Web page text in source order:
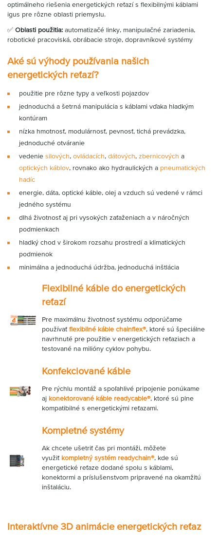
optimálneho riešenia energetických reťazí s flexibilnými káblami
igus pre rôzne oblasti priemyslu.
✅ Oblasti použitia: automatizačé linky, manipulačné zariadenia,
robotické pracoviská, obrábacie stroje, dopravníkové systémy
Aké sú výhody používania našich
energetických reťazí?
použitie pre rôzne typy a veľkosti pojazdov
jednoduchá a šetrná manipulácia s káblami vďaka hladkým
kontúram
nízka hmotnosť, modulárnosť, pevnosť, tichá prevádzka,
jednoduché otváranie
vedenie silových, ovládacích, dátových, zbernicových a
optických káblov, rovnako ako hydraulických a pneumatických
hadíc
energie, dáta, optické káble, olej a vzduch sú vedené v rámci
jedného systému
dlhá životnosť aj pri vysokých zaťaženiach a v náročných
podmienkach
hladký chod v širokom rozsahu prostredí a klimatických
podmienok
minimálna a jednoduchá údržba, jednoduchá inštlácia
Flexibilné káble do energetických
reťazí
Pre maximálnu životnosť systému odporúčame
používať flexibilné káble chainflex®, ktoré sú špeciálne
navrhnuté pre použitie v energetických reťaziach a
testované na milióny cyklov pohybu.
Konfekciované káble
Pre rýchlu montáž a spoľahlivé pripojenie ponúkame
aj konektorované káble readycable®, ktoré sú plne
kompatibilné s energetickými reťazami.
Kompletné systémy
Ak chcete ušetriť čas pri montáži, môžete
využiť kompletný systém readychain®, kde sú
energetické reťaze dodané spolu s káblami,
konektormi a príslušenstvom pripravené na okamžitú
inštaláciu.
Interaktívne 3D animácie energetických reťaz